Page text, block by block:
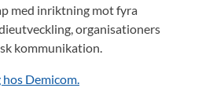
med inriktning mot fyra
organisationers
kommunikation.
Demicom.